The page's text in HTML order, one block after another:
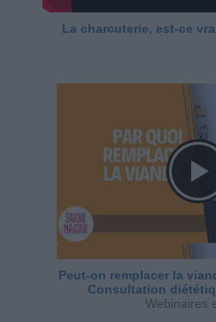
La charcuterie, est-ce
Peut-on remplacer la
Consultation
Webinaires